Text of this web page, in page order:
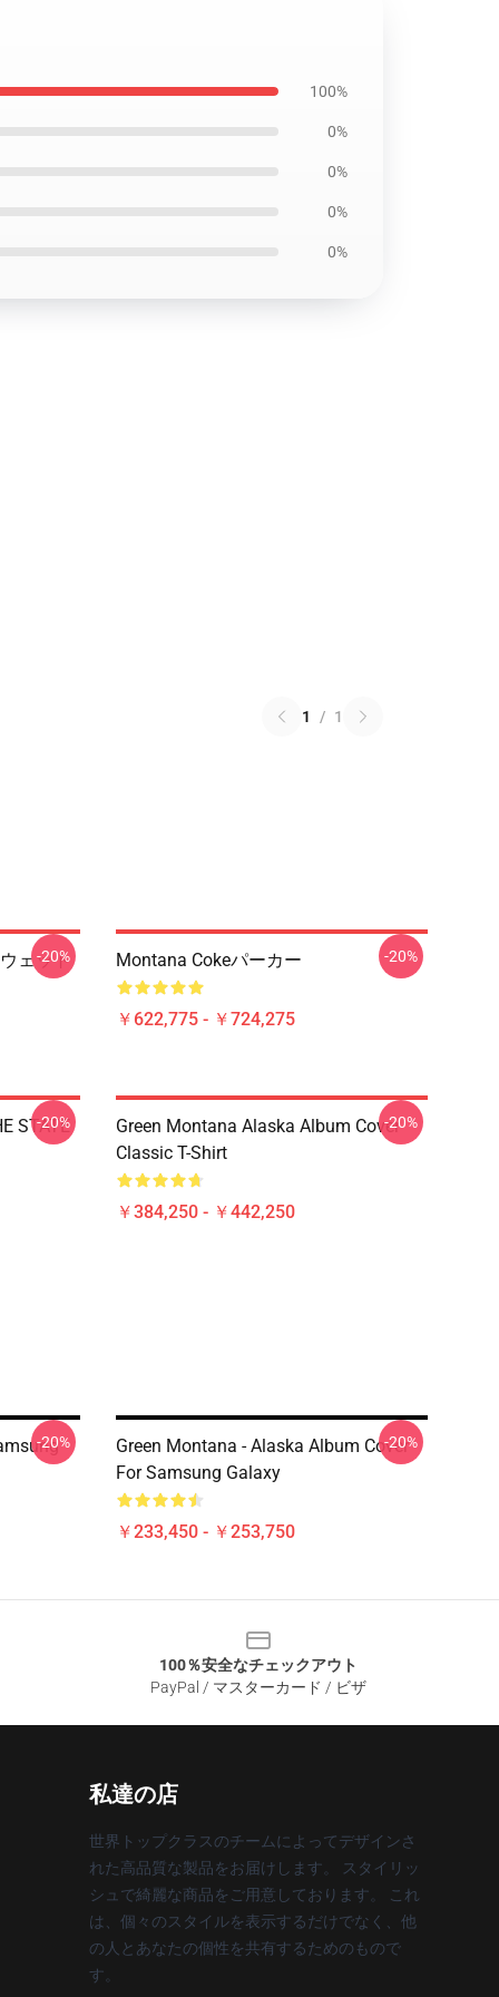
100%
0%
0%
0%
0%
1 / 1
ェット
-20% Montana Cokeパーカー
￥622,775 - ￥724,275
-20%
STATE
-20%
Green Montana Alaska Album Cover
Classic T-Shirt
￥384,250 - ￥442,250
-20%
-20%
Green Montana - Alaska Album Cover
For Samsung Galaxy
￥233,450 - ￥253,750
-20%
100％安全なチェックアウト
PayPal / マスターカード / ビザ
私達の店
世界トップクラスのチームによってデザインさ
れた高品質な製品をお届けします。 スタイリッ
シュで綺麗な商品をご用意しております。 これ
は、個々のスタイルを表示するだけでなく、他
の人とあなたの個性を共有するためのもので
す。